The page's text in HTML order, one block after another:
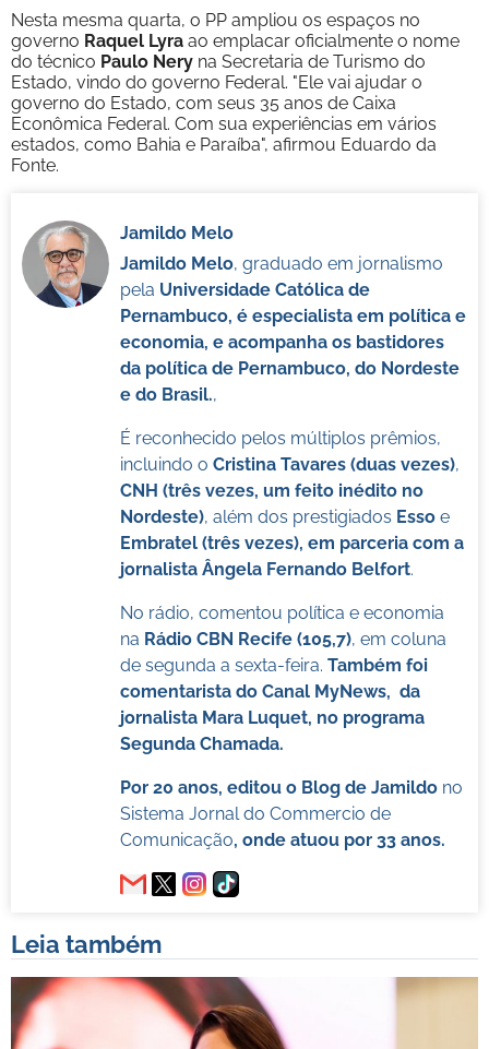
Nesta mesma quarta, o PP ampliou os espaços no
governo Raquel Lyra ao emplacar oficialmente o nome
do técnico Paulo Nery na Secretaria de Turismo do
Estado, vindo do governo Federal. "Ele vai ajudar o
governo do Estado, com seus 35 anos de Caixa
Econômica Federal. Com sua experiências em vários
estados, como Bahia e Paraíba", afirmou Eduardo da
Fonte.
Jamildo Melo
Jamildo Melo, graduado em jornalismo
pela Universidade Católica de
Pernambuco, é especialista em política e
economia, e acompanha os bastidores
da política de Pernambuco, do Nordeste
e do Brasil.,
É reconhecido pelos múltiplos prêmios,
incluindo o Cristina Tavares (duas vezes),
CNH (três vezes, um feito inédito no
Nordeste), além dos prestigiados Essoe
Embratel (três vezes), em parceria com a
jornalista Ângela Fernando Belfort.
No rádio, comentou política e economia
na Rádio CBN Recife (105,7), em coluna
de segunda a sexta-feira. Também foi
comentarista do Canal MyNews, da
jornalista Mara Luquet, no programa
Segunda Chamada.
Por 20 anos, editou o Blog de Jamildo no
Sistema Jornal do Commercio de
Comunicação, onde atuou por 33 anos.
Leia também